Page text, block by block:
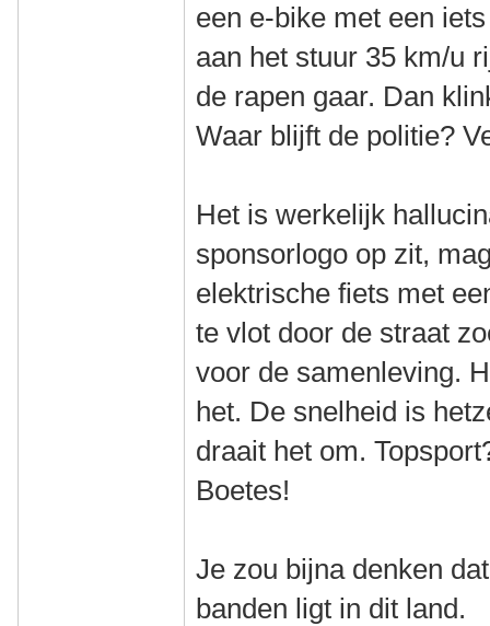
een e-bike met een
aan het stuur 35 km/u
de rapen gaar. Dan
Waar blijft de politie?
Het is werkelijk
sponsorlogo op zit,
elektrische fiets met
te vlot door de straat
voor de samenleving.
het. De snelheid is
draait het om.
Boetes!
Je zou bijna denken
banden ligt in dit land.